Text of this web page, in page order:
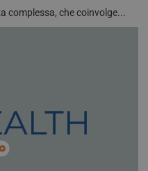
complessa, che coinvolge...